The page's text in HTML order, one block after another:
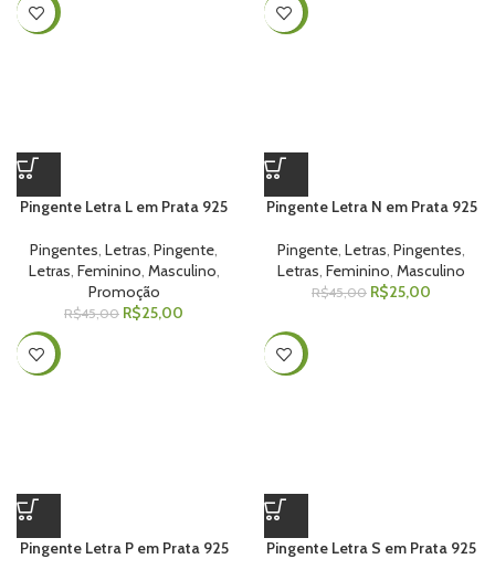
-44%
Pingente Letra L em Prata 925
Pingentes, Letras, Pingente,
Letras, Feminino, Masculino,
Promoção
R$45,00 R$25,00
-44%
Pingente Letra N em Prata 925
Pingente, Letras, Pingentes,
Letras, Feminino, Masculino
R$45,00 R$25,00
-44%
Pingente Letra P em Prata 925
-44%
Pingente Letra S em Prata 925